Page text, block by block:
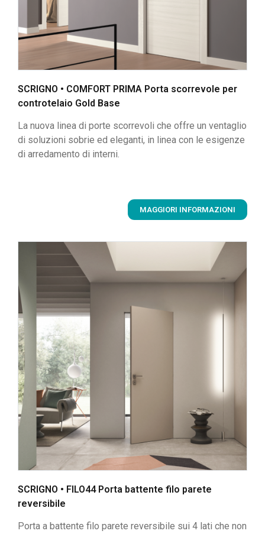
SCRIGNO • COMFORT PRIMA Porta scorrevole per
controtelaio Gold Base
La nuova linea di porte scorrevoli che offre un ventaglio
di soluzioni sobrie ed eleganti, in linea con le esigenze
di arredamento di interni.
MAGGIORI INFORMAZIONI
SCRIGNO • FILO44 Porta battente filo parete
reversibile
Porta a battente filo parete reversibile sui 4 lati che non